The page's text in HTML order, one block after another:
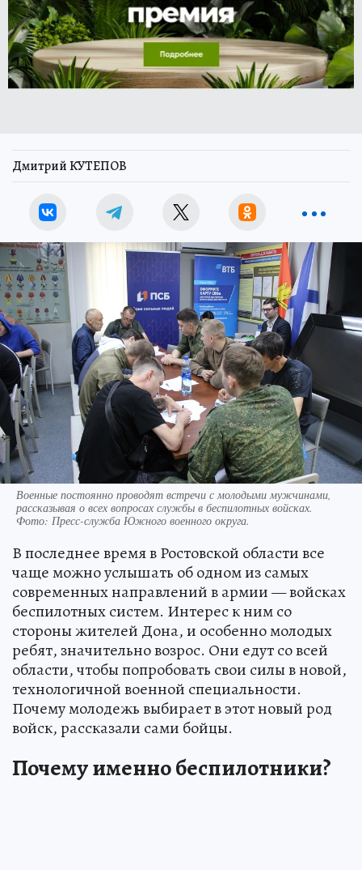
Дмитрий КУТЕПОВ
Военные постоянно проводят встречи с молодыми мужчинами,
рассказывая о всех вопросах службы в беспилотных войсках.
Фото: Пресс-служба Южного военного округа.
В последнее время в Ростовской области все
чаще можно услышать об одном из самых
современных направлений в армии — войсках
беспилотных систем. Интерес к ним со
стороны жителей Дона, и особенно молодых
ребят, значительно возрос. Они едут со всей
области, чтобы попробовать свои силы в новой,
технологичной военной специальности.
Почему молодежь выбирает в этот новый род
войск, рассказали сами бойцы.
Почему именно беспилотники?